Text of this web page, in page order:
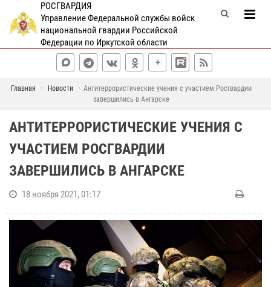
РОСГВАРДИЯ
Управление Федеральной службы войск
национальной гвардии Российской
Федерации по Иркутской области
Главная Новости
Антитеррористические учения с участием Росгвардии
завершились в Ангарске
АНТИТЕРРОРИСТИЧЕСКИЕ УЧЕНИЯ С
УЧАСТИЕМ РОСГВАРДИИ
ЗАВЕРШИЛИСЬ В АНГАРСКЕ
18 ноября 2021, 01:17